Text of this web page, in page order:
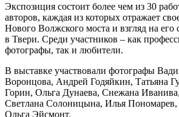
Экспозиция состоит более чем из 30
авторов, каждая из которых отражает
Нового Волжского моста и взгляд на
в Твери. Среди участников – как
фотографы, так и любители.
В выставке участвовали фотографы
Воронцова, Андрей Годяйкин, Татьяна
Горин, Ольга Дунаева, Снежана
Светлана Солоницына, Илья
Ольга Эйсмонт.